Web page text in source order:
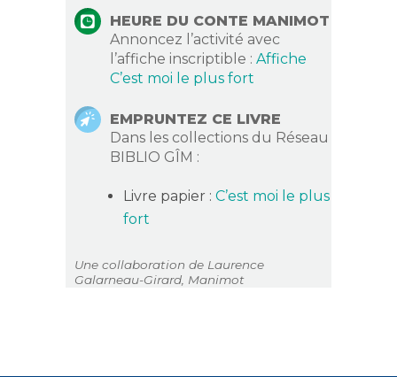
HEURE DU CONTE MANIMOT
Annoncez l’activité avec
l’affiche inscriptible : Affiche
C’est moi le plus fort
EMPRUNTEZ CE LIVRE
Dans les collections du Réseau
BIBLIO GÎM :
Livre papier : C’est moi le plus
fort
Une collaboration de Laurence
Galarneau-Girard, Manimot